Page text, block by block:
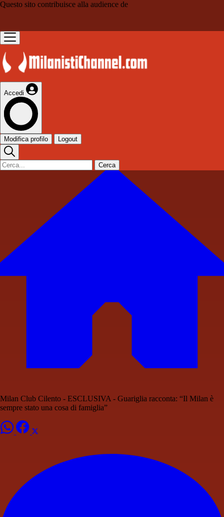
Questo sito contribuisce alla audience de
Accedi
Modifica profilo Logout
Cerca
Milan Club Cilento - ESCLUSIVA - Guariglia racconta: “Il Milan è
sempre stato una cosa di famiglia”